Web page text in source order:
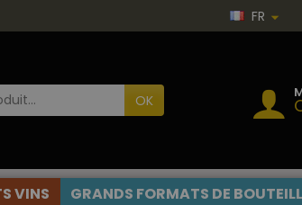
FR
OK
VINS GRANDS FORMATS DE